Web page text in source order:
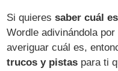
Si quieressaber cuál
Wordle adivinándola
averiguar cuál es,
trucos y pistas para ti